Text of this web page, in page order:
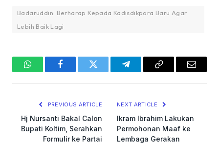
Badaruddin: Berharap Kepada Kadisdikpora Baru Agar
Lebih Baik Lagi
WhatsAppFacebookTwitter TelegramCopy
Email
PREVIOUS ARTICLE
Hj Nursanti Bakal Calon
Bupati Koltim, Serahkan
Formulir ke Partai
NEXT ARTICLE
Ikram Ibrahim Lakukan
Permohonan Maaf ke
Lembaga Gerakan